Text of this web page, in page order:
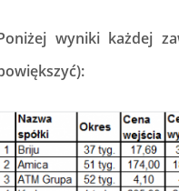
wyniki każdej